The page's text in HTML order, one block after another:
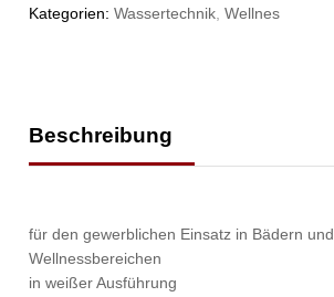
Kategorien:Wassertechnik,Wellnes
Beschreibung
für den gewerblichen Einsatz in Bädern und
Wellnessbereichen
in weißer Ausführung